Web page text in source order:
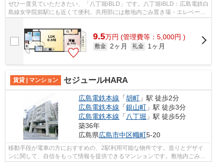
ぜひ一度見ていただきたい、「八丁堀iBLD」です。八丁堀iBLD：広島電鉄白
島線女学院前駅にも近くて便利。共用部には敷地内ごみ置き場・エレベータ
9.5万円 (管理費等：5,000円 )
敷金 2ヶ月 礼金 1ヶ月
賃貸 | マンション セジュールHARA
広島電鉄本線 「胡町 」駅 徒歩2分
広島電鉄本線 「銀山町 」駅 徒歩3分
広島電鉄本線 「八丁堀 」駅 徒歩5分
築36年
広島県広島市中区幟町5-20
移動手段が電車の方におすすめの、2駅利用可能な物件です。造りとデザイ
ンに関して、自信をもって情報を提供できるマンションです。敷地内ごみ置